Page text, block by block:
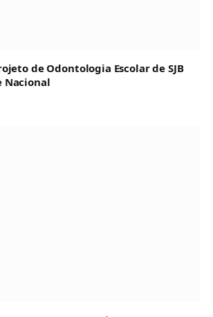
de Odontologia Escolar de SJB
Nacional